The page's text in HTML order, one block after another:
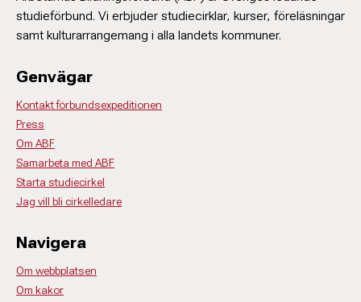
studieförbund. Vi erbjuder studiecirklar, kurser, föreläsningar
samt kulturarrangemang i alla landets kommuner.
Genvägar
Kontakt förbundsexpeditionen
Press
Om ABF
Samarbeta med ABF
Starta studiecirkel
Jag vill bli cirkelledare
Navigera
Om webbplatsen
Om kakor